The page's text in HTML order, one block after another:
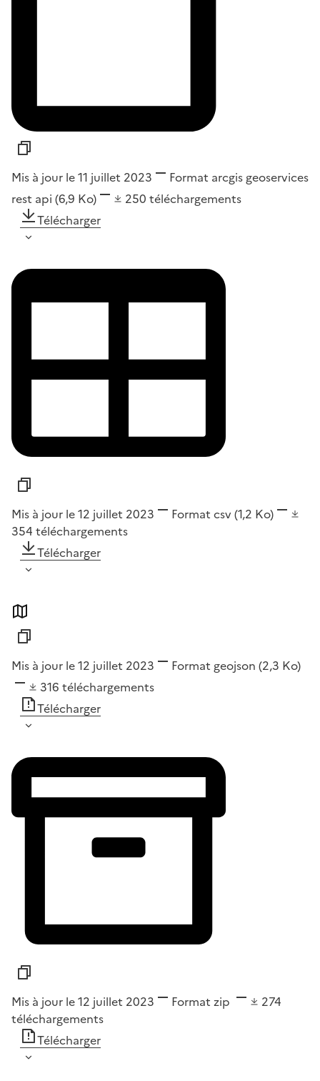
Mis à jour le 11 juillet 2023 Format arcgis geoservices
rest api (6,9 Ko) 250 téléchargements
Télécharger
Mis à jour le 12 juillet 2023 Format csv(1,2 Ko)
354 téléchargements
Télécharger
Mis à jour le 12 juillet 2023 Format geojson (2,3 Ko)
316 téléchargements
Télécharger
Mis à jour le 12 juillet 2023 Format zip
274
téléchargements
Télécharger